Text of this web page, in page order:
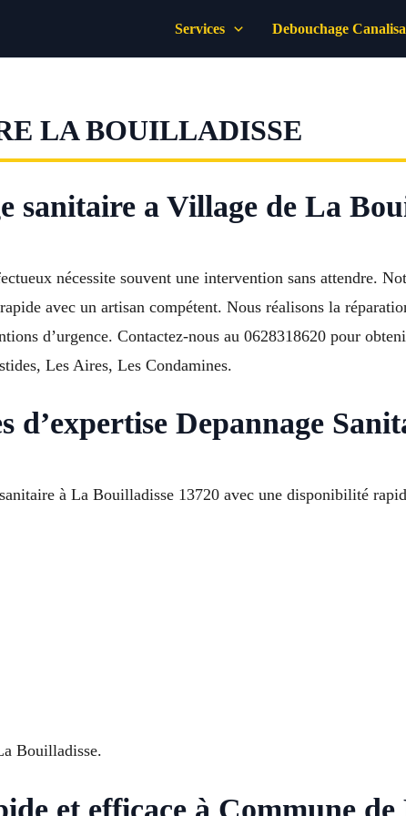
Services Debouchage
LA BOUILLADISSE
sanitaire a Village de La
nécessite souvent une intervention sans attendre.
avec un artisan compétent. Nous réalisons la
d’urgence. Contactez-nous au 0628318620 pour
Les Aires, Les Condamines.
d’expertise Depannage
à La Bouilladisse 13720 avec une disponibilité
Bouilladisse.
et efficace à Commune